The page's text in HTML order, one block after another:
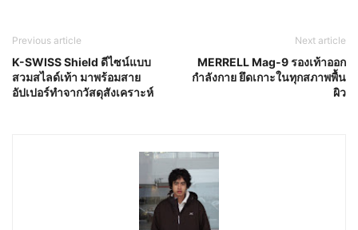
Previous article
K-SWISS Shield ดีไซน์แบบ
สวมสไลด์เท้า มาพร้อมสาย
อัปเปอร์ทำจากวัสดุสังเคราะห์
Next article
MERRELL Mag-9 รองเท้าออก
กำลังกาย ยึดเกาะในทุกสภาพพื้น
ผิว